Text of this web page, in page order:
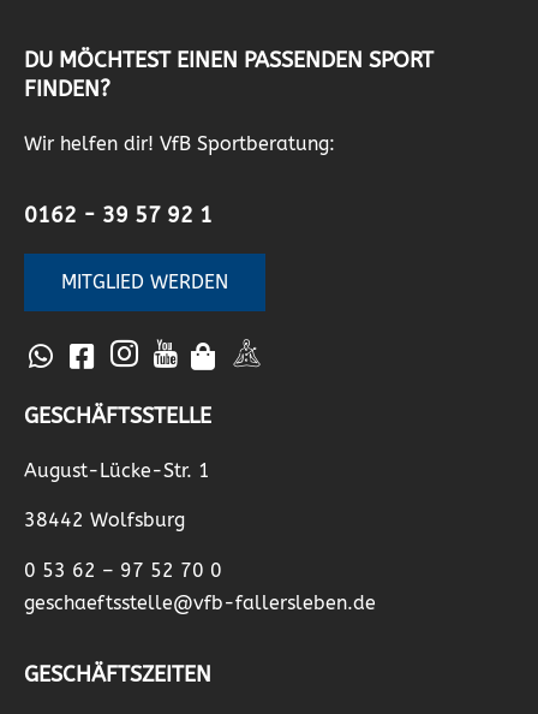
DU MÖCHTEST EINEN PASSENDEN SPORT
FINDEN?
Wir helfen dir! VfB Sportberatung:
0162 - 39 57 92 1
MITGLIED WERDEN
GESCHÄFTSSTELLE
August-Lücke-Str. 1
38442 Wolfsburg
0 53 62 – 97 52 70 0
geschaeftsstelle@vfb-fallersleben.de
GESCHÄFTSZEITEN